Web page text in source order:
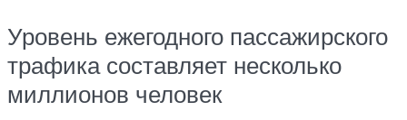
Уровень ежегодного пассажирского
трафика составляет несколько
миллионов человек